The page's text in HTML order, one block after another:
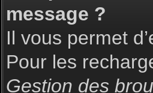
message ?
Il vous permet
Pour les
Gestion des